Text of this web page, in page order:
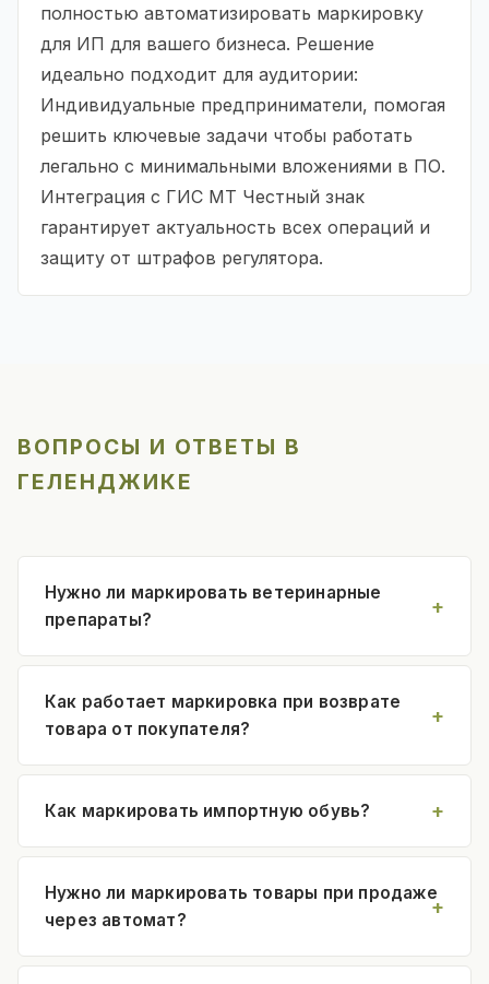
полностью автоматизировать маркировку
для ИП для вашего бизнеса. Решение
идеально подходит для аудитории:
Индивидуальные предприниматели, помогая
решить ключевые задачи чтобы работать
легально с минимальными вложениями в ПО.
Интеграция с ГИС МТ Честный знак
гарантирует актуальность всех операций и
защиту от штрафов регулятора.
ВОПРОСЫ И ОТВЕТЫ В
ГЕЛЕНДЖИКЕ
Нужно ли маркировать ветеринарные
препараты?
Как работает маркировка при возврате
товара от покупателя?
Как маркировать импортную обувь?
Нужно ли маркировать товары при продаже
через автомат?